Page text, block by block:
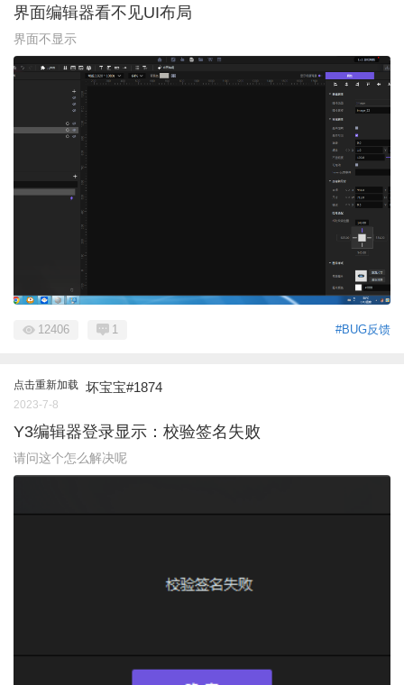
界面编辑器看不见UI布局
界面不显示
#BUG反馈
12406 1
点击重新加载 坏宝宝#1874
2023-7-8
Y3编辑器登录显示：校验签名失败
请问这个怎么解决呢